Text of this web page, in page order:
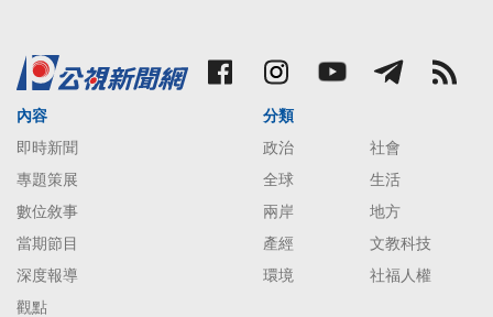
內容
即時新聞
專題策展
數位敘事
當期節目
深度報導
觀點
分類
政治
社會
全球
生活
兩岸
地方
產經
文教科技
環境
社福人權